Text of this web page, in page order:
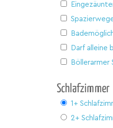
Darf alleine
Böllerarmer
Schlafzimmer
1+
2+